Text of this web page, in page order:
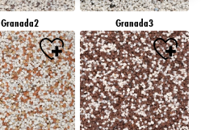
Granada2 Granada3
médiách (tretích strán) prostredníctvom
vašej domácnosti, ako aj na meranie a
nájdete v našom vyhlásení o ochrane
"Cookies, pixely, odtlačky prstov a podobné
odvolať s účinnosťou do budúcnosti
stránke v časti "Nastavenia súborov cookie"
sa súborov cookie používaných na tejto